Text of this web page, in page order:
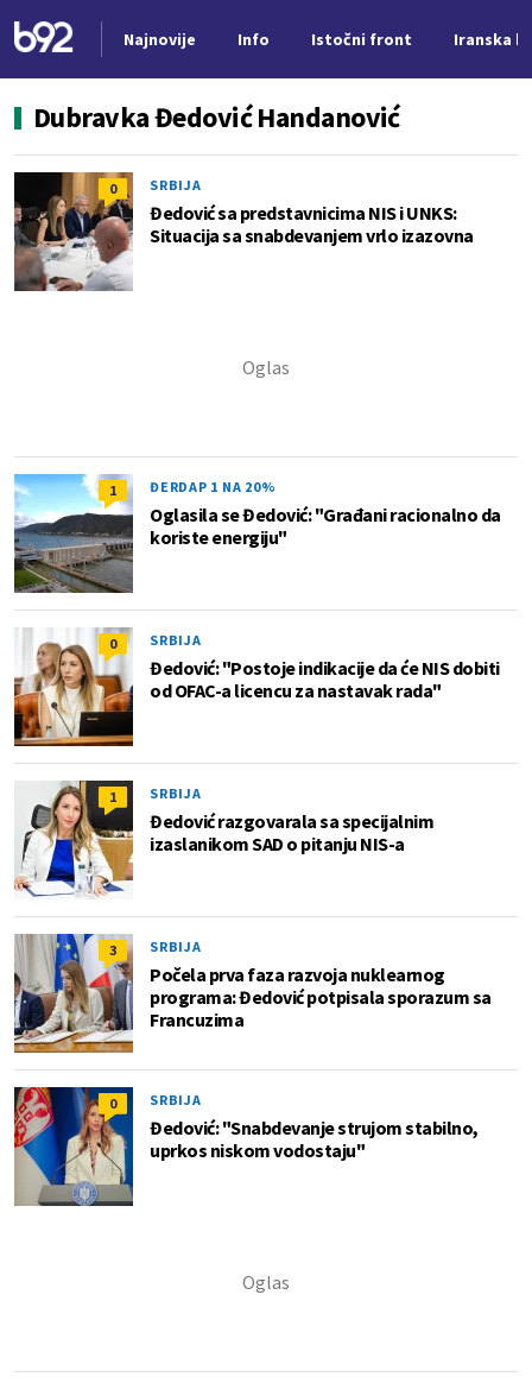
Najnovije Info Istočni front Iranska
Dubravka Đedović Handanović
0 SRBIJA
Đedović sa predstavnicima NIS i UNKS:
Situacija sa snabdevanjem vrlo izazovna
1 ĐERDAP 1 NA 20%
Oglasila se Đedović: "Građani racionalno da
koriste energiju"
0 SRBIJA
Đedović: "Postoje indikacije da će NIS dobiti
od OFAC-a licencu za nastavak rada"
1 SRBIJA
Đedović razgovarala sa specijalnim
izaslanikom SAD o pitanju NIS-a
3 SRBIJA
Počela prva faza razvoja nuklearnog
programa: Đedović potpisala sporazum sa
Francuzima
0 SRBIJA
Đedović: "Snabdevanje strujom stabilno,
uprkos niskom vodostaju"